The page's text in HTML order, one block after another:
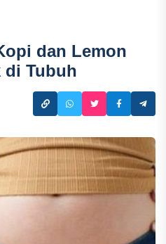
dan Lemon
di Tubuh